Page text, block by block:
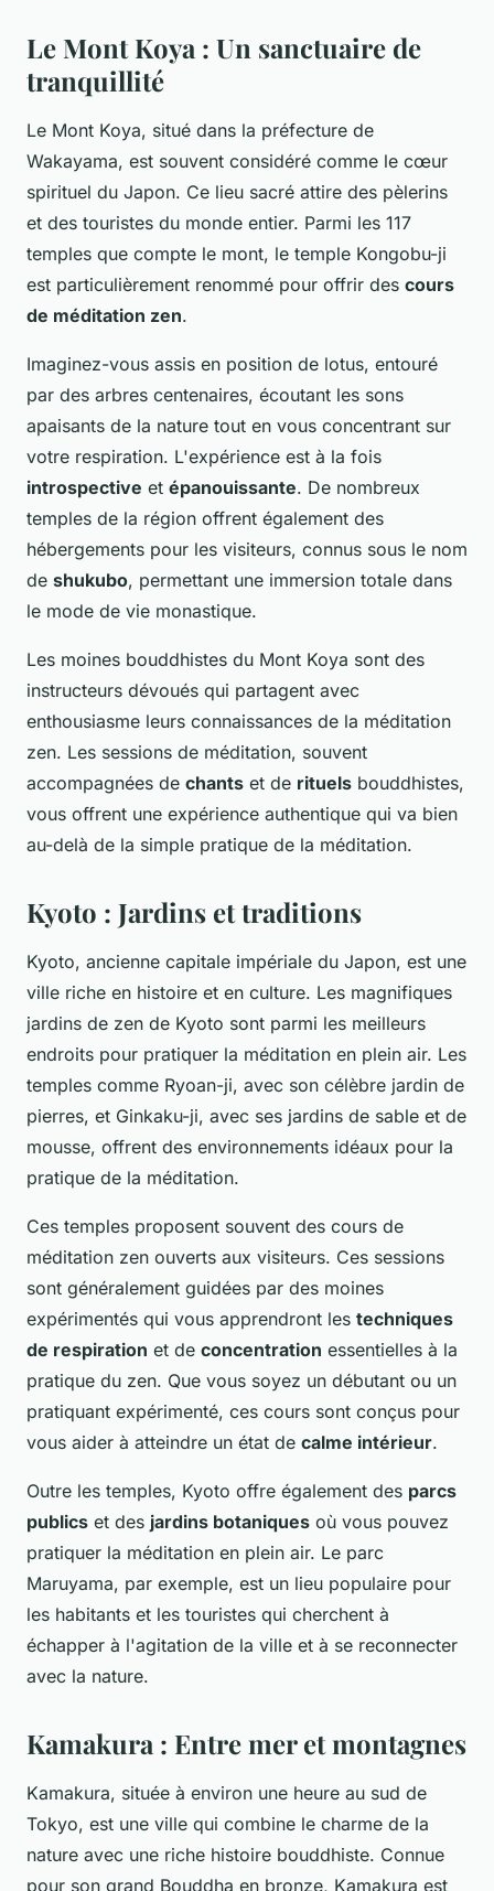
Le Mont Koya : Un sanctuaire de
tranquillité
Le Mont Koya, situé dans la préfecture de
Wakayama, est souvent considéré comme le cœur
spirituel du Japon. Ce lieu sacré attire des pèlerins
et des touristes du monde entier. Parmi les 117
temples que compte le mont, le temple Kongobu-ji
est particulièrement renommé pour offrir des cours
de méditation zen.
Imaginez-vous assis en position de lotus, entouré
par des arbres centenaires, écoutant les sons
apaisants de la nature tout en vous concentrant sur
votre respiration. L'expérience est à la fois
introspective et épanouissante. De nombreux
temples de la région offrent également des
hébergements pour les visiteurs, connus sous le nom
de shukubo, permettant une immersion totale dans
le mode de vie monastique.
Les moines bouddhistes du Mont Koya sont des
instructeurs dévoués qui partagent avec
enthousiasme leurs connaissances de la méditation
zen. Les sessions de méditation, souvent
accompagnées de chants et de rituels bouddhistes,
vous offrent une expérience authentique qui va bien
au-delà de la simple pratique de la méditation.
Kyoto : Jardins et traditions
Kyoto, ancienne capitale impériale du Japon, est une
ville riche en histoire et en culture. Les magnifiques
jardins de zen de Kyoto sont parmi les meilleurs
endroits pour pratiquer la méditation en plein air. Les
temples comme Ryoan-ji, avec son célèbre jardin de
pierres, et Ginkaku-ji, avec ses jardins de sable et de
mousse, offrent des environnements idéaux pour la
pratique de la méditation.
Ces temples proposent souvent des cours de
méditation zen ouverts aux visiteurs. Ces sessions
sont généralement guidées par des moines
expérimentés qui vous apprendront les techniques
de respiration et de concentration essentielles à la
pratique du zen. Que vous soyez un débutant ou un
pratiquant expérimenté, ces cours sont conçus pour
vous aider à atteindre un état de calme intérieur.
Outre les temples, Kyoto offre également des parcs
publics et des jardins botaniques où vous pouvez
pratiquer la méditation en plein air. Le parc
Maruyama, par exemple, est un lieu populaire pour
les habitants et les touristes qui cherchent à
échapper à l'agitation de la ville et à se reconnecter
avec la nature.
Kamakura : Entre mer et montagnes
Kamakura, située à environ une heure au sud de
Tokyo, est une ville qui combine le charme de la
nature avec une riche histoire bouddhiste. Connue
pour son grand Bouddha en bronze, Kamakura est